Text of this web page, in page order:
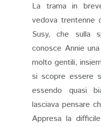
La trama in
vedova trentenne
Susy, che sulla
conosce Annie
molto gentili,
si scopre essere
essendo quasi
lasciava pensare
Appresa la